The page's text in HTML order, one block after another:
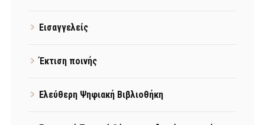
Εισαγγελείς
Έκτιση ποινής
Ελεύθερη Ψηφιακή Βιβλιοθήκη